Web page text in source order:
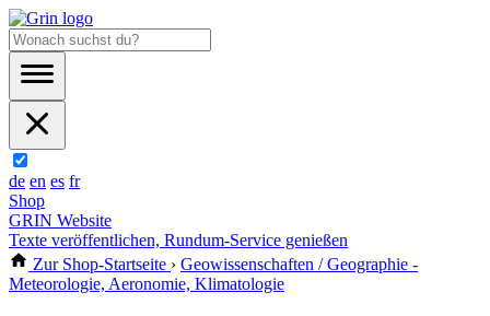
de en es fr
Shop
GRIN Website
Texte veröffentlichen, Rundum-Service genießen
Zur Shop-Startseite › Geowissenschaften / Geographie -
Meteorologie, Aeronomie, Klimatologie